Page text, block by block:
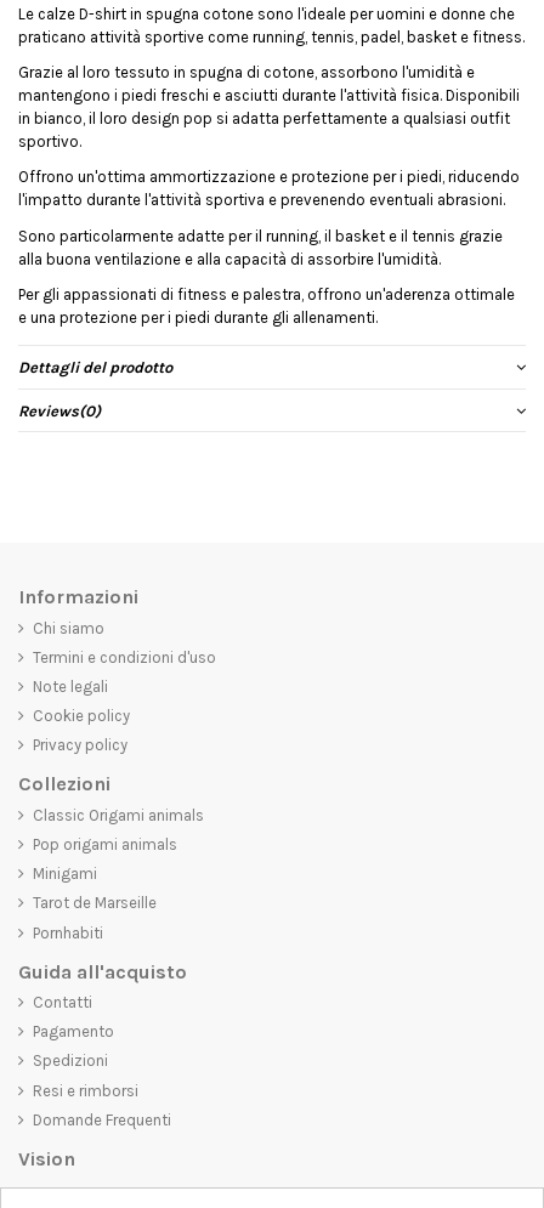
Le calze D-shirt in spugna cotone sono l'ideale per uomini e donne che
praticano attività sportive come running, tennis, padel, basket e fitness.
Grazie al loro tessuto in spugna di cotone, assorbono l'umidità e
mantengono i piedi freschi e asciutti durante l'attività fisica. Disponibili
in bianco, il loro design pop si adatta perfettamente a qualsiasi outfit
sportivo.
Offrono un'ottima ammortizzazione e protezione per i piedi, riducendo
l'impatto durante l'attività sportiva e prevenendo eventuali abrasioni.
Sono particolarmente adatte per il running, il basket e il tennis grazie
alla buona ventilazione e alla capacità di assorbire l'umidità.
Per gli appassionati di fitness e palestra, offrono un'aderenza ottimale
e una protezione per i piedi durante gli allenamenti.
Dettagli del prodotto
Reviews(0)
Informazioni
Chi siamo
Termini e condizioni d'uso
Note legali
Cookie policy
Privacy policy
Collezioni
Classic Origami animals
Pop origami animals
Minigami
Tarot de Marseille
Pornhabiti
Guida all'acquisto
Contatti
Pagamento
Spedizioni
Resi e rimborsi
Domande Frequenti
Vision